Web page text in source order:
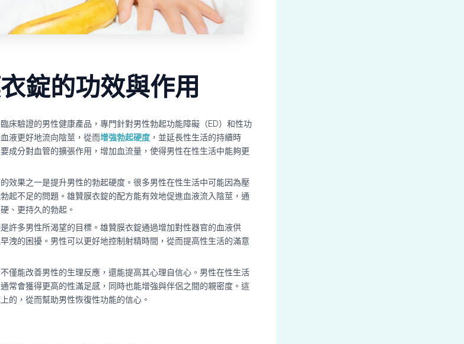
錠的功效與作用
床驗證的男性健康產品，專門針對男性勃起功能障礙（ED）和性功
液更好地流向陰莖，從而增強勃起硬度 ，並延長性生活的持續時
成分對血管的擴張作用，增加血流量，使得男性在性生活中能夠更
的效果之一是提升男性的勃起硬度。很多男性在性生活中可能因為壓
起不足的問題。雄贊膜衣錠的配方能有效地促進血液流入陰莖，通
、更持久的勃起。
是許多男性所渴望的目標。雄贊膜衣錠通過增加對性器官的血液供
洩的困擾。男性可以更好地控制射精時間，從而提高性生活的滿意
僅能改善男性的生理反應，還能提高其心理自信心。男性在性生活
常會獲得更高的性滿足感，同時也能增強與伴侶之間的親密度。這
的，從而幫助男性恢復性功能的信心。